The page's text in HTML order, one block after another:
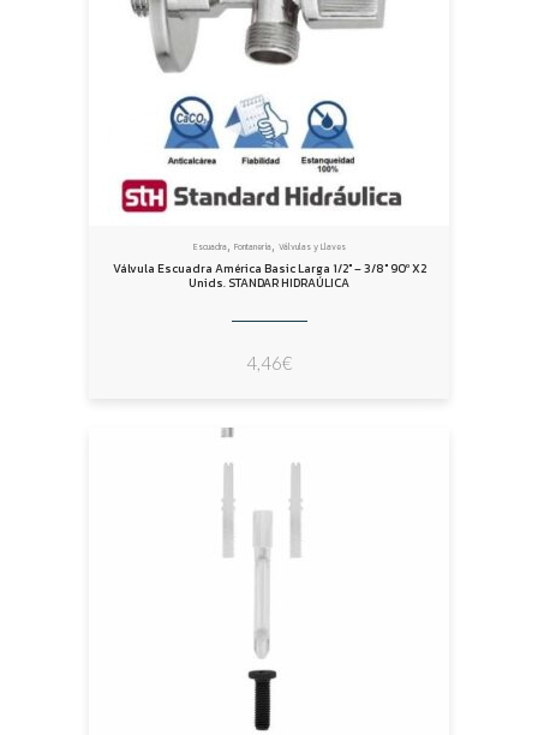
Escuadra, Fontanería, Válvulas y Llaves
Válvula Escuadra América Basic Larga 1/2″ – 3/8″ 90º X2
Unids. STANDAR HIDRAÚLICA
4,46€